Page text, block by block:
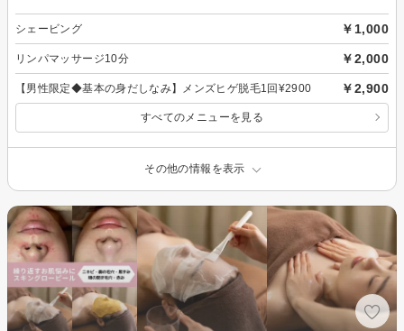
シェービング ￥1,000
リンパマッサージ10分 ￥2,000
【男性限定◆基本の身だしなみ】メンズヒゲ脱毛1回¥2900 ￥2,900
すべてのメニューを見る
その他の情報を表示